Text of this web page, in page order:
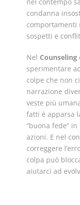
condanna
comportamenti
sospetti e
Nel Counseling
sperimentare
colpe che non
narrazione
veste più
fatti è apparsa
“buona fede”
azioni. E nel
correggere
colpa può
aiutarci ad